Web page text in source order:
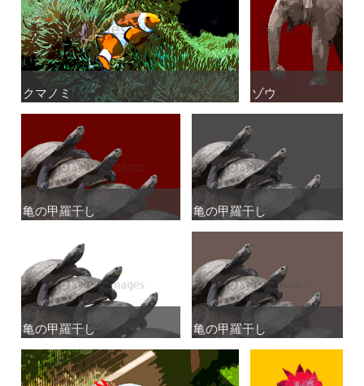
クマノミ
クマノミ ゾウ
ゾウ
亀の甲羅干し
亀の甲羅干し 亀の甲羅干し
亀の甲羅干し
亀の甲羅干し
亀の甲羅干し 亀の甲羅干し
亀の甲羅干し